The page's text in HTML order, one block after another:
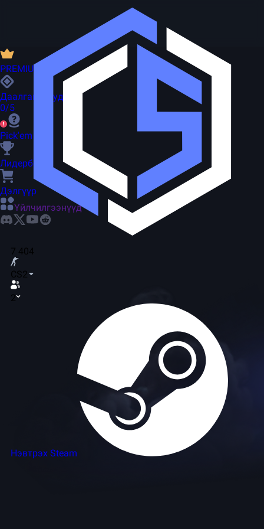
7 404
CS2
2
Нэвтрэх Steam
PREMIUM
Даалгаварууд
0/5
Pick'em
Лидерборд
Дэлгүүр
Үйлчилгээнүүд